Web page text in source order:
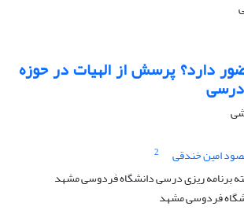
دارد؟ پرسش از الهیات در حوزه
درسی
امین خندقی
2
برنامه ریزی درسی دانشگاه فردوسی مشهد
فردوسی مشهد